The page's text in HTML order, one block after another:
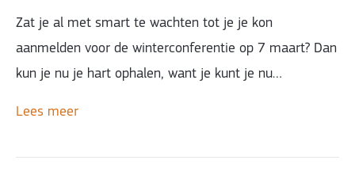
Zat je al met smart te wachten tot je je kon
aanmelden voor de winterconferentie op 7 maart? Dan
kun je nu je hart ophalen, want je kunt je nu…
Lees meer